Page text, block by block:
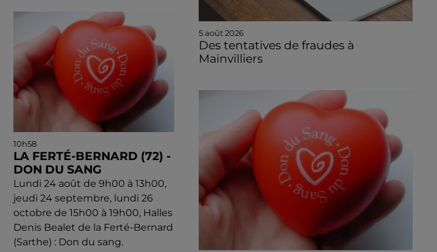
10h58
LA FERTÉ-BERNARD (72) -
DON DU SANG
Lundi 24 août de 9h00 à 13h00,
jeudi 24 septembre, lundi 26
octobre de 15h00 à 19h00, Halles
Denis Bealet de la Ferté-Bernard
(Sarthe) : Don du sang.
5 août 2026
Des tentatives de fraudes à
Mainvilliers